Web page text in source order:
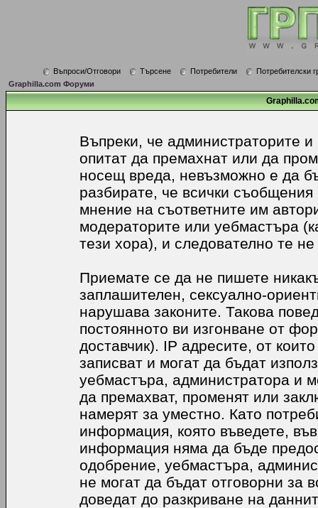
Въпроси/Отговори Търсене Потребители
Потребителски
Graphilla.com Форуми
Въпреки, че администраторите
опитат да премахнат или да
носещ вреда, невъзможно е да
разбирате, че всички
мнение на съответните им
модераторите или уебмастъра
тези хора), и следователно те не
Приемате се да не пишете
заплашителен, сексуално-
нарушава законите. Такова
постоянното ви изгонване от
доставчик). IP адресите, от
записват и могат да бъдат
уебмастъра, администратора и
да премахват, променят или
намерят за уместно. Като
информация, която въведете,
информация няма да бъде
одобрение, уебмастъра,
не могат да бъдат отговорни за
доведат до разкриване на